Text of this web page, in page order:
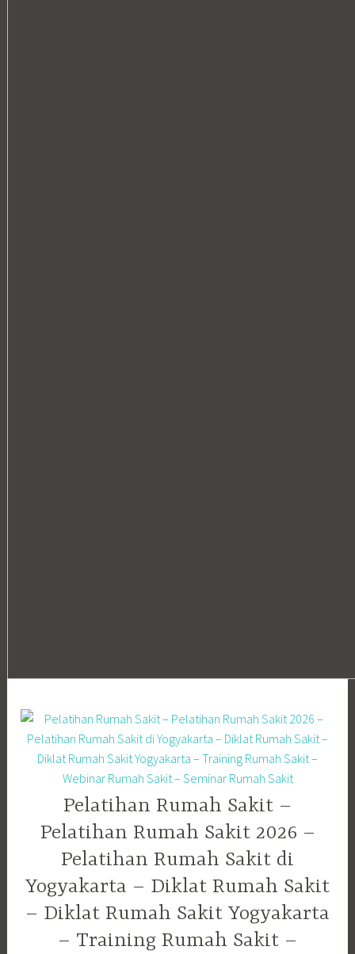
Pelatihan Rumah Sakit –
Pelatihan Rumah Sakit 2026 –
Pelatihan Rumah Sakit di
Yogyakarta – Diklat Rumah Sakit
– Diklat Rumah Sakit Yogyakarta
– Training Rumah Sakit –